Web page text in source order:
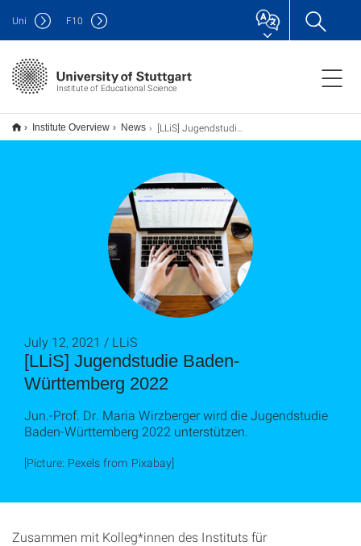
Institute of Educational Science
Uni F10
Institute Overview News [LLiS] Jugendstudie Baden-Württemberg 2022
[LLiS] Jugendstudie Baden-
Württemberg 2022
July 12, 2021 / LLiS
Jun.-Prof. Dr. Maria Wirzberger wird die Jugendstudie
Baden-Württemberg 2022 unterstützen.
[Picture: Pexels from Pixabay]
Zusammen mit Kolleg*innen des Instituts für